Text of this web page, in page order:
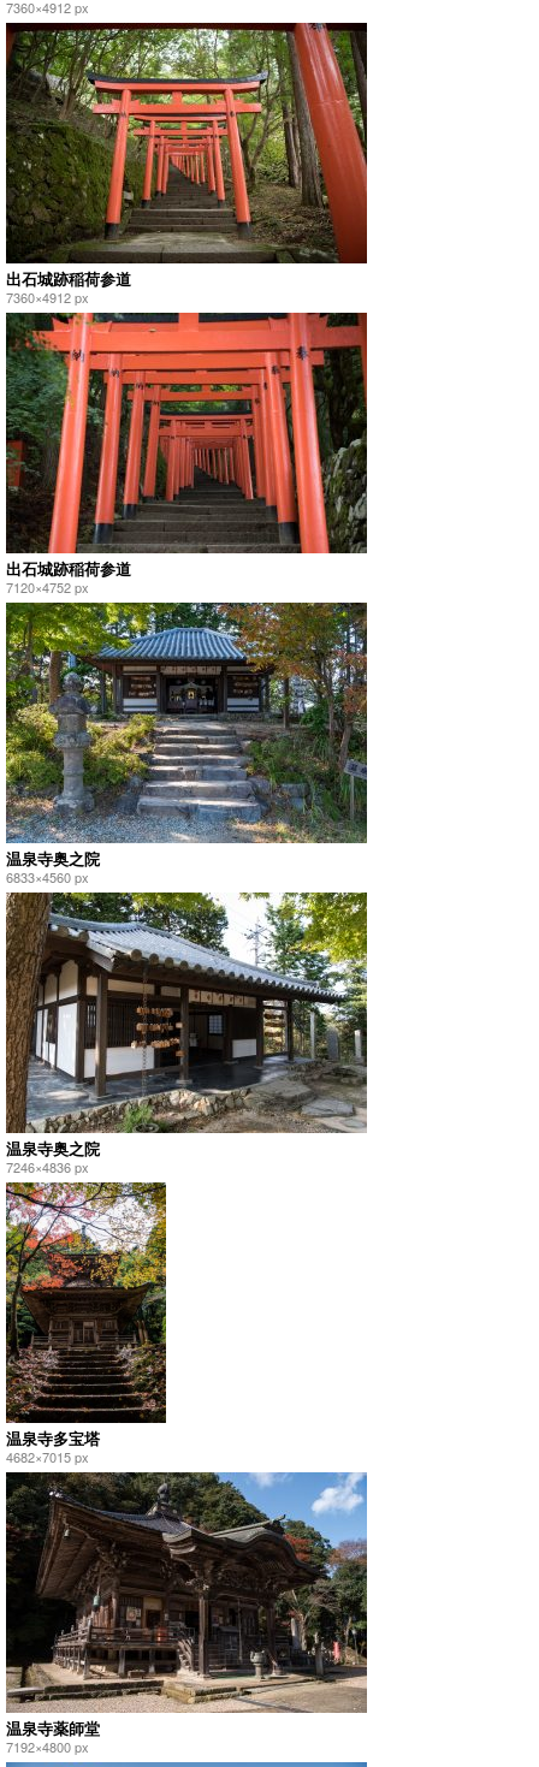
7360×4912 px
出石城跡稲荷参道
7360×4912 px
出石城跡稲荷参道
7120×4752 px
温泉寺奥之院
6833×4560 px
温泉寺奥之院
7246×4836 px
温泉寺多宝塔
4682×7015 px
温泉寺薬師堂
7192×4800 px